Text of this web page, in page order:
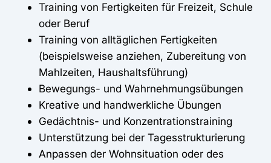
Training von Fertigkeiten für Freizeit, Schule
oder Beruf
Training von alltäglichen Fertigkeiten
(beispielsweise anziehen, Zubereitung von
Mahlzeiten, Haushaltsführung)
Bewegungs- und Wahrnehmungsübungen
Kreative und handwerkliche Übungen
Gedächtnis- und Konzentrationstraining
Unterstützung bei der Tagesstrukturierung
Anpassen der Wohnsituation oder des